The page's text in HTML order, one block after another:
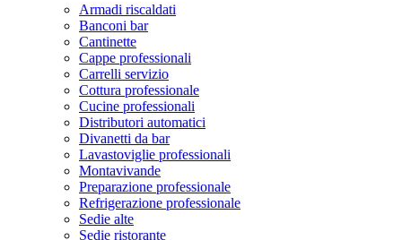
Armadi riscaldati
Banconi bar
Cantinette
Cappe professionali
Carrelli servizio
Cottura professionale
Cucine professionali
Distributori automatici
Divanetti da bar
Lavastoviglie professionali
Montavivande
Preparazione professionale
Refrigerazione professionale
Sedie alte
Sedie ristorante